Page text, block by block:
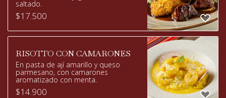
saltado.
$17.500
RISOTTO CON CAMARONES
En pasta de ají amarillo y queso
parmesano, con camarones
aromatizado con menta.
$14.900